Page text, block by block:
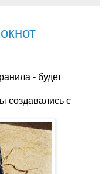
- будет
создавались с